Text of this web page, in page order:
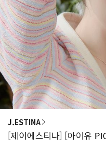
J.ESTINA
[제이에스티나] [아이유